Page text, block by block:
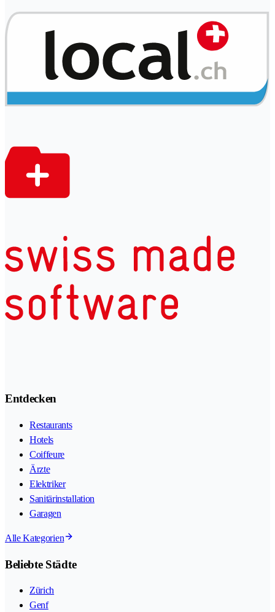
Entdecken
Restaurants
Hotels
Coiffeure
Ärzte
Elektriker
Sanitärinstallation
Garagen
Alle Kategorien
Beliebte Städte
Zürich
Genf